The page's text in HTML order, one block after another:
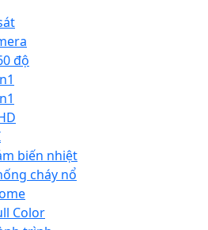
độ
biến nhiệt
cháy nổ
Color